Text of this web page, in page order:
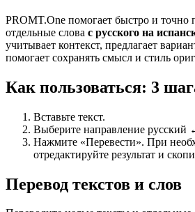
PROMT.One помогает быстро и точно
отдельные слова с русского на
учитывает контекст, предлагает
помогает сохранять смысл и стиль
Как пользоваться: 3
Вставьте текст.
Выберите направление русский
Нажмите «Перевести». При
отредактируйте результат и
Перевод текстов и слов